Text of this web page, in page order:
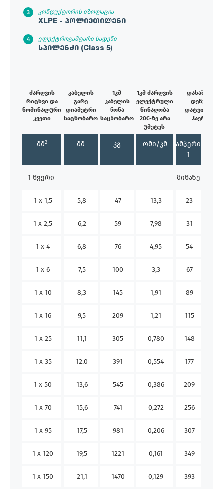
კონდუქტორის იზოლაცია
XLPE - პოლიეთილენი
ელექტროგამტარი სადენი
სპილენძი (Class 5)
ძარღვის
რიცხვი და
ნომინალური
კვეთი
კაბელის
გარე
დიამეტრი
საცნობარო
1კმ
კაბელის
წონა
საცნობარო
1კმ ძარღვის
ელექტრული
წინაღობა
20C-ზე არა
უმეტეს
დასაშვები
დენური
დატვირთვა
ჰაერში
მმ2 მმ კგ ომი/კმ
ამპერი
1
1 წვერი მიწაზე
1 x 1,5 5,8 47 13,3 23
1 x 2,5 6,2 59 7,98 31
1 x 4 6,8 76 4,95 54
1 x 6 7,5 100 3,3 67
1 x 10 8,3 145 1,91 89
1 x 16 9,5 209 1,21 115
1 x 25 11,1 305 0,780 148
1 x 35 12.0 391 0,554 177
1 x 50 13,6 545 0,386 209
1 x 70 15,6 741 0,272 256
1 x 95 17,5 981 0,206 307
1 x 120 19,5 1221 0,161 349
1 x 150 21,1 1470 0,129 393